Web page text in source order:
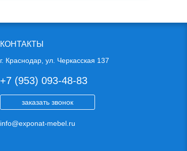
КОНТАКТЫ
г. Краснодар, ул. Черкасская 137
+7 (953) 093-48-83
заказать звонок
info@exponat-mebel.ru